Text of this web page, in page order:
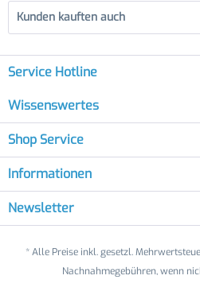
Kunden kauften auch
Service Hotline
Wissenswertes
Shop Service
Informationen
Newsletter
* Alle Preise inkl. gesetzl.
Nachnahmegebühren, wenn